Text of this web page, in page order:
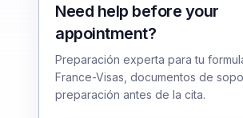
Need help before your
appointment?
Preparación experta para tu
France-Visas, documentos de
preparación antes de la cita.